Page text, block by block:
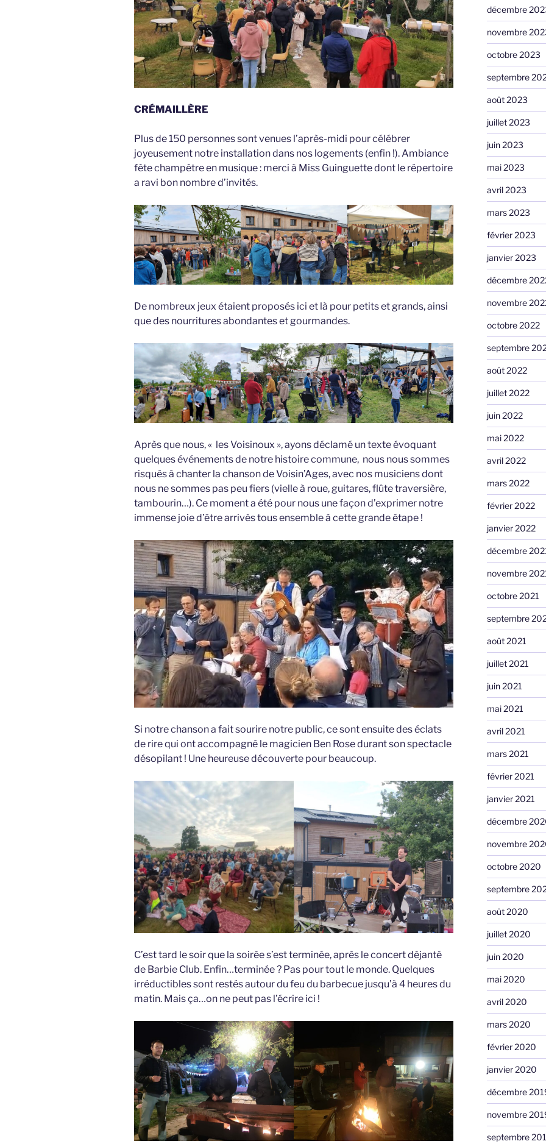
CRÉMAILLÈRE
Plus de 150 personnes sont venues l’après-midi pour célébrer
joyeusement notre installation dans nos logements (enfin !). Ambiance
fête champêtre en musique : merci à Miss Guinguette dont le répertoire
a ravi bon nombre d’invités.
De nombreux jeux étaient proposés ici et là pour petits et grands, ainsi
que des nourritures abondantes et gourmandes.
Après que nous, « les Voisinoux », ayons déclamé un texte évoquant
quelques événements de notre histoire commune, nous nous sommes
risqués à chanter la chanson de Voisin’Ages, avec nos musiciens dont
nous ne sommes pas peu fiers (vielle à roue, guitares, flûte traversière,
tambourin…). Ce moment a été pour nous une façon d’exprimer notre
immense joie d’être arrivés tous ensemble à cette grande étape !
Si notre chanson a fait sourire notre public, ce sont ensuite des éclats
de rire qui ont accompagné le magicien Ben Rose durant son spectacle
désopilant ! Une heureuse découverte pour beaucoup.
C’est tard le soir que la soirée s’est terminée, après le concert déjanté
de Barbie Club. Enfin…terminée ? Pas pour tout le monde. Quelques
irréductibles sont restés autour du feu du barbecue jusqu’à 4 heures du
matin. Mais ça…on ne peut pas l’écrire ici !
décembre
novembre
octobre 2023
septembre
août 2023
juillet 2023
juin 2023
mai 2023
avril 2023
mars 2023
février 2023
janvier 2023
décembre
novembre
octobre 2022
septembre
août 2022
juillet 2022
juin 2022
mai 2022
avril 2022
mars 2022
février 2022
janvier 2022
décembre
novembre
octobre 2021
septembre
août 2021
juillet 2021
juin 2021
mai 2021
avril 2021
mars 2021
février 2021
janvier 2021
décembre
novembre
octobre 2020
septembre
août 2020
juillet 2020
juin 2020
mai 2020
avril 2020
mars 2020
février 2020
janvier 2020
décembre
novembre
septembre